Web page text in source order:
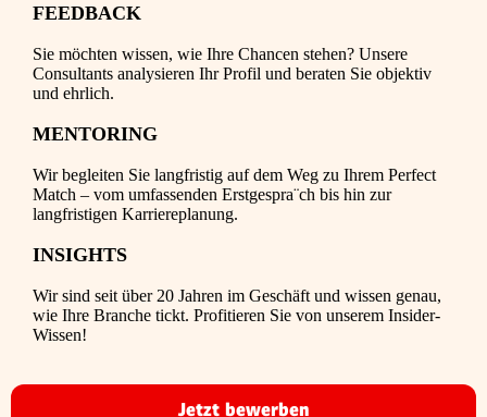
FEEDBACK
Sie möchten wissen, wie Ihre Chancen stehen? Unsere
Consultants analysieren Ihr Profil und beraten Sie objektiv
und ehrlich.
MENTORING
Wir begleiten Sie langfristig auf dem Weg zu Ihrem Perfect
Match – vom umfassenden Erstgespra¨ch bis hin zur
langfristigen Karriereplanung.
INSIGHTS
Wir sind seit über 20 Jahren im Geschäft und wissen genau,
wie Ihre Branche tickt. Profitieren Sie von unserem Insider-
Wissen!
Jetzt bewerben